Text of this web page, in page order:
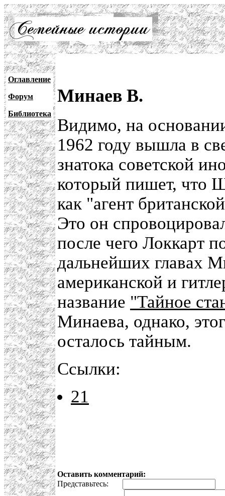
Оглавление
Форум
Библиотека
Минаев В.
Видимо, на
1962 году вышла в
знатока советской
который пишет, что
как "агент
Это он
после чего Локкарт
дальнейших главах
американской и
название "Тайное
Минаева, однако,
осталось тайным.
Ссылки:
21
Оставить комментарий:
Представьтесь: